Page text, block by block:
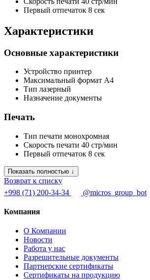
Первый отпечаток 8 сек
Характеристики
Основные характеристики
Устройство принтер
Максимальный формат A4
Тип лазерный
Назначение документы
Печать
Тип печати монохромная
Скорость печати 40 стр/мин
Первый отпечаток 8 сек
Показать полностью ↓
Возврат к списку
+998 (71) 200-34-34
@micros_group_bot
Компания
О Компании
Новости
Работа у нас
Разрешительные документы
Партнерские сертификаты
Сертификаты на продукцию